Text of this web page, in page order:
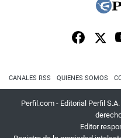
CANALES RSS QUIENES SOMOS
Perfil.com - Editorial Perfil S.A.
Editor